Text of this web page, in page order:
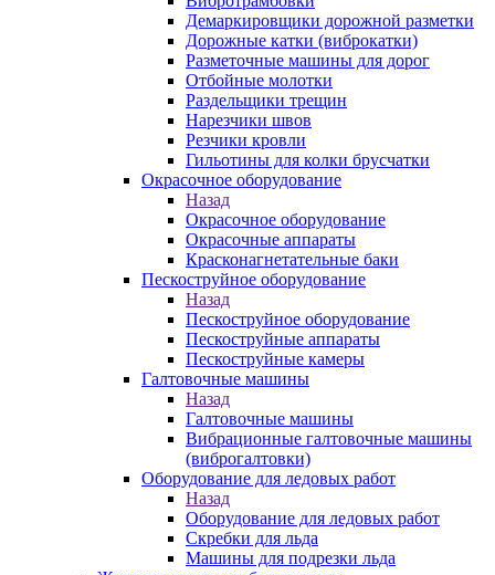
Демаркировщики дорожной разметки
Дорожные катки (виброкатки)
Разметочные машины для дорог
Отбойные молотки
Раздельщики трещин
Нарезчики швов
Резчики кровли
Гильотины для колки брусчатки
Окрасочное оборудование
Назад
Окрасочное оборудование
Окрасочные аппараты
Красконагнетательные баки
Пескоструйное оборудование
Назад
Пескоструйное оборудование
Пескоструйные аппараты
Пескоструйные камеры
Галтовочные машины
Назад
Галтовочные машины
Вибрационные галтовочные машины
(виброгалтовки)
Оборудование для ледовых работ
Назад
Оборудование для ледовых работ
Скребки для льда
Машины для подрезки льда